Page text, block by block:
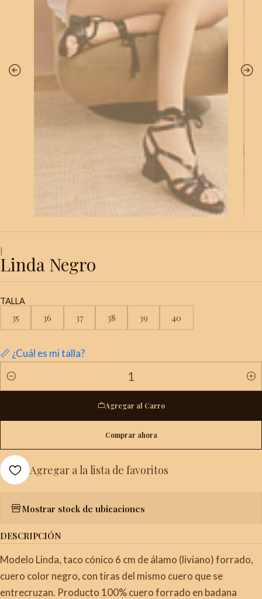
|
Linda Negro
TALLA
35 36 37 38 39 40
📏 ¿Cuál es mi talla?
Cantidad
Agregar al Carro
Comprar ahora
Agregar a la lista de favoritos
Mostrar stock de ubicaciones
DESCRIPCIÓN
Modelo Linda, taco cónico 6 cm de álamo (liviano) forrado,
cuero color negro, con tiras del mismo cuero que se
entrecruzan. Producto 100% cuero forrado en badana